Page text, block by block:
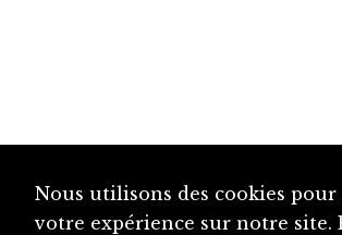
Nous utilisons des cookies
votre expérience sur notre site.